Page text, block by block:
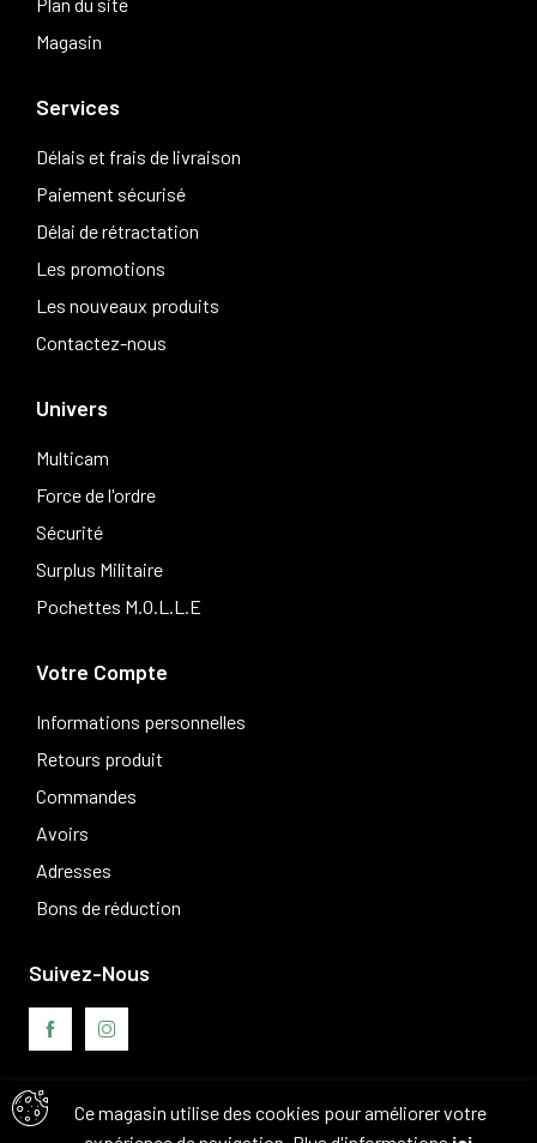
Magasin
Services
Délais et frais de livraison
Paiement sécurisé
Délai de rétractation
Les promotions
Les nouveaux produits
Contactez-nous
Univers
Multicam
Force de l'ordre
Sécurité
Surplus Militaire
Pochettes M.O.L.L.E
Votre Compte
Informations personnelles
Retours produit
Commandes
Avoirs
Adresses
Bons de réduction
Ce magasin utilise des cookies pour améliorer votre
Suivez-Nous
Avis clients